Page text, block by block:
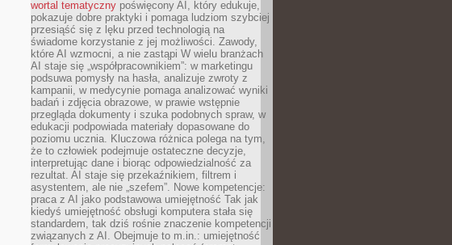
wortal tematyczny poświęcony AI, który edukuje,
pokazuje dobre praktyki i pomaga ludziom szybciej
przesiąść się z lęku przed technologią na
świadome korzystanie z jej możliwości. Zawody,
które AI wzmocni, a nie zastąpi W wielu branżach
AI staje się „współpracownikiem”: w marketingu
podsuwa pomysły na hasła, analizuje zwroty z
kampanii, w medycynie pomaga analizować wyniki
badań i zdjęcia obrazowe, w prawie wstępnie
przegląda dokumenty i szuka podobnych spraw, w
edukacji podpowiada materiały dopasowane do
poziomu ucznia. Kluczowa różnica polega na tym,
że to człowiek podejmuje ostateczne decyzje,
interpretując dane i biorąc odpowiedzialność za
rezultat. AI staje się przekaźnikiem, filtrem i
asystentem, ale nie „szefem”. Nowe kompetencje:
praca z AI jako podstawowa umiejętność Tak jak
kiedyś umiejętność obsługi komputera stała się
standardem, tak dziś rośnie znaczenie kompetencji
związanych z AI. Obejmuje to m.in.: umiejętność